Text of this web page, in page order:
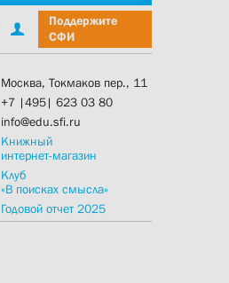
Поддержите
СФИ
Москва, Токмаков пер., 11
+7 |495| 623 03 80
info@edu.sfi.ru
Книжный
интернет-магазин
Клуб
«В поисках смысла»
Годовой отчет 2025